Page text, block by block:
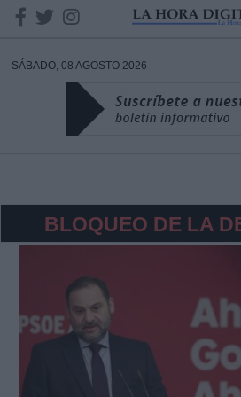
SÁBADO, 08 AGOSTO 2026
BLOQUEO DE LA
DATOS
Responsable:
Legitimación:
Destinatarios: